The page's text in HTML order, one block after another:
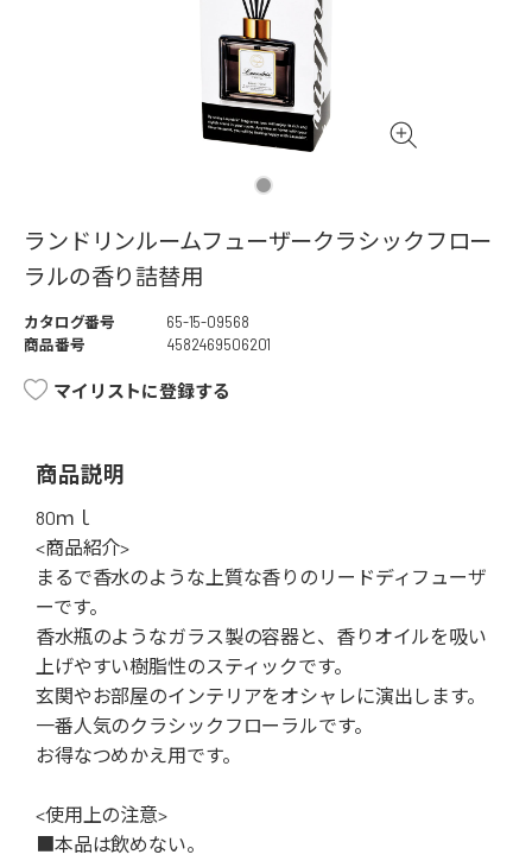
ランドリンルームフューザークラシックフロー
ラルの香り詰替用
カタログ番号
65-15-09568
商品番号
4582469506201
マイリストに登録する
商品説明
80ｍｌ
<商品紹介>
まるで香水のような上質な香りのリードディフューザ
ーです。
香水瓶のようなガラス製の容器と、香りオイルを吸い
上げやすい樹脂性のスティックです。
玄関やお部屋のインテリアをオシャレに演出します。
一番人気のクラシックフローラルです。
お得なつめかえ用です。
<使用上の注意>
■本品は飲めない。